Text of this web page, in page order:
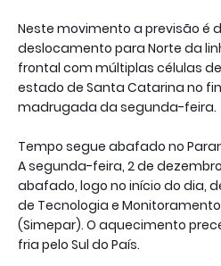
Neste movimento a previsão é
deslocamento para Norte da
frontal com múltiplas células
estado de Santa Catarina no
madrugada da segunda-feira.
Tempo segue abafado no
A segunda-feira, 2 de
abafado, logo no início do dia,
de Tecnologia e
(Simepar). O aquecimento
fria pelo Sul do País.